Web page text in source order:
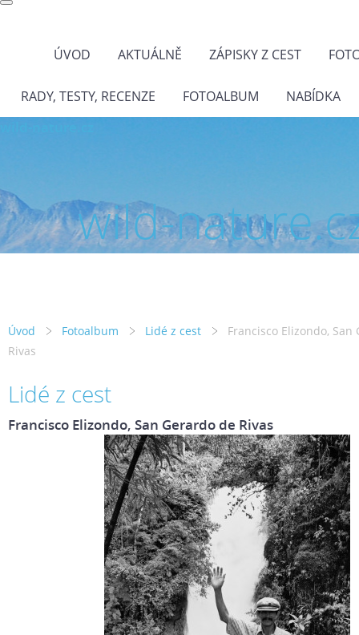
ÚVOD AKTUÁLNĚ ZÁPISKY Z CEST
RADY, TESTY, RECENZE FOTOALBUM NABÍDKA
wild-
Úvod Fotoalbum Lidé z cest
Francisco Elizondo, San
Rivas
Lidé z cest
Francisco Elizondo, San Gerardo de Rivas